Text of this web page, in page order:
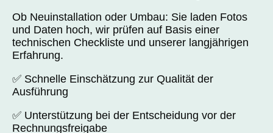
Ob Neuinstallation oder Umbau: Sie laden Fotos
und Daten hoch, wir prüfen auf Basis einer
technischen Checkliste und unserer langjährigen
Erfahrung.
✅ Schnelle Einschätzung zur Qualität der
Ausführung
✅ Unterstützung bei der Entscheidung vor der
Rechnungsfreigabe